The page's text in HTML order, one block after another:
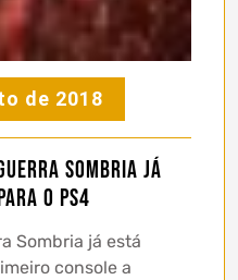
de 2018
Sombria já
o PS4
Sombria já está
console a